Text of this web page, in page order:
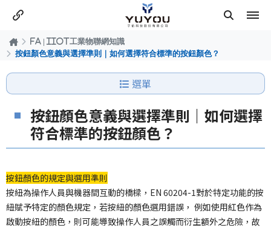
FA | IIOT工業物聯網知識
按鈕顏色意義與選擇準則｜如何選擇符合標準的按鈕顏色？
選單
按鈕顏色意義與選擇準則｜如何選擇
符合標準的按鈕顏色？
按鈕顏色的規定與選用準則
按紐為操作人員與機器間互動的橋樑，EN 60204-1對於特定功能的按
紐賦予特定的顏色規定，若按紐的顏色選用錯誤， 例如使用紅色作為
啟動按紐的顏色，則可能導致操作人員之誤觸而衍生額外之危險，故